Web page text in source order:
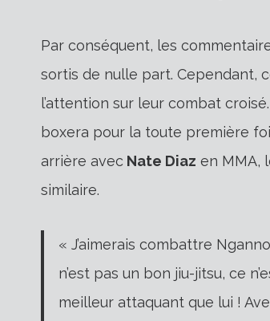
Par conséquent, les
sortis de nulle part. Cependant,
l’attention sur leur combat
boxera pour la toute première
arrière avec Nate Diaz en MMA,
similaire.
« J’aimerais combattre
n’est pas un bon jiu-jitsu, ce
meilleur attaquant que lui !